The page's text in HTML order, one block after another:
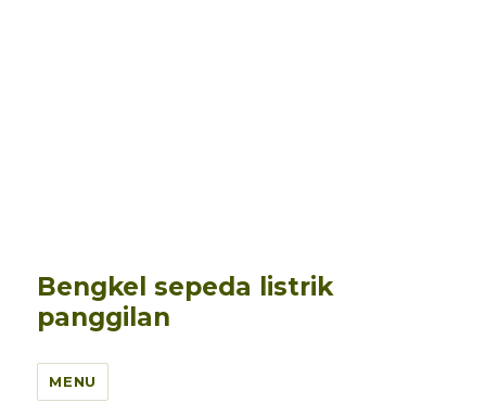
Bengkel sepeda listrik
panggilan
MENU